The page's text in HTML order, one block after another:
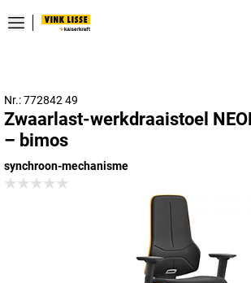
Nr.: 772842 49
Zwaarlast-werkdraaistoel
– bimos
synchroon-mechanisme